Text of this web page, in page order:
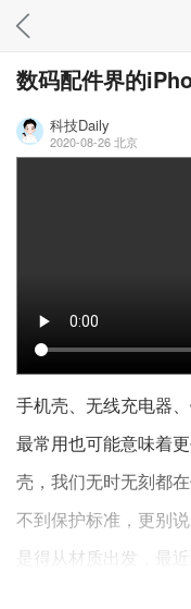
数码配件界的
科技Daily
2020-08-26北京
手机壳、无线充电器
最常用也可能意味着
壳，我们无时无刻都
不到保护标准，更别
是得从材质出发，最
amid 芳纶纤维材质